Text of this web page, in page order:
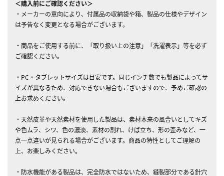
＜購入前にご確認ください＞
・メーカーの意向により、付属品の収納袋や箱、製品の仕様やデザイン
は予告なく変更となる場合がございます。
・商品をご使用する前に、「取り扱い上の注意」「洗濯表示」等を必ず
ご確認ください。
・PC・タブレットサイズは目安です。同じインチ数でも製品によってサ
イズが異なるため、対応できない場合もございますので、予めご確認の
上お求めください。
・天然皮革や天然素材を使用した製品は、素材本来の風合いとしてキズ
や色ムラ、シワ、色の濃淡、素材の割れ、けば立ち、形の歪みなど、一
点一点違いが見られる場合がございます。商品の特性としてご理解の
上、お楽しみください。
・防水機能がある製品は、完全防水ではないため、縫製部分である針穴